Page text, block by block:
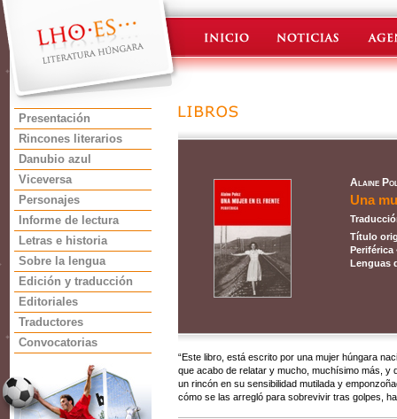
Presentación
Rincones literarios
Danubio azul
Viceversa
Personajes
Informe de lectura
Letras e historia
Sobre la lengua
Edición y traducción
Editoriales
Traductores
Convocatorias
Alaine
Una
Título
Periférica
Lenguas
“Este libro, está escrito por una mujer húngara
que acabo de relatar y mucho, muchísimo más, y
un rincón en su sensibilidad mutilada y
cómo se las arregló para sobrevivir tras golpes,